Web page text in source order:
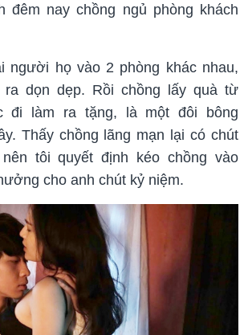
đêm nay chồng ngủ phòng khách
người họ vào 2 phòng khác nhau,
ra dọn dẹp. Rồi chồng lấy quà từ
đi làm ra tặng, là một đôi bông
Thấy chồng lãng mạn lại có chút
tôi quyết định kéo chồng vào
cho anh chút kỷ niệm.